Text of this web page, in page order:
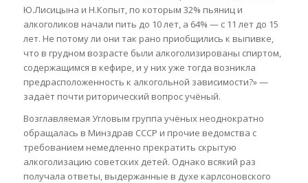
Ю.Лисицына и Н.Копыт, по которым 32% пьяниц и
алкоголиков начали пить до 10 лет, а 64% — с 11 лет до 15
лет. Не потому ли они так рано приобщились к выпивке,
что в грудном возрасте были алкоголизированы спиртом,
содержащимся в кефире, и у них уже тогда возникла
предрасположенность к алкогольной зависимости?» —
задаёт почти риторический вопрос учёный.
Возглавляемая Угловым группа учёных неоднократно
обращалась в Минздрав СССР и прочие ведомства с
требованием немедленно прекратить скрытую
алкоголизацию советских детей. Однако всякий раз
получала ответы, выдержанные в духе карлсоновского